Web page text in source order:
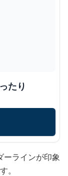
たり
ーラインが印象
。